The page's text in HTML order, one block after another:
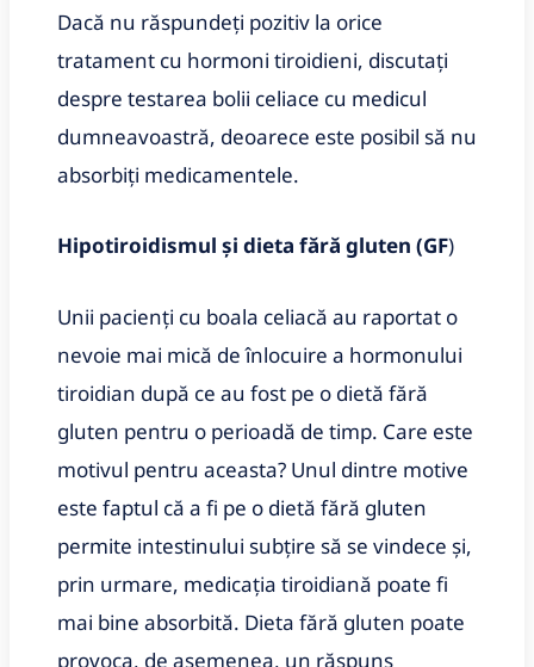
Dacă nu răspundeți pozitiv la orice
tratament cu hormoni tiroidieni, discutați
despre testarea bolii celiace cu medicul
dumneavoastră, deoarece este posibil să nu
absorbiți medicamentele.
Hipotiroidismul și dieta fără gluten (GF)
Unii pacienți cu boala celiacă au raportat o
nevoie mai mică de înlocuire a hormonului
tiroidian după ce au fost pe o dietă fără
gluten pentru o perioadă de timp. Care este
motivul pentru aceasta? Unul dintre motive
este faptul că a fi pe o dietă fără gluten
permite intestinului subțire să se vindece și,
prin urmare, medicația tiroidiană poate fi
mai bine absorbită. Dieta fără gluten poate
provoca, de asemenea, un răspuns